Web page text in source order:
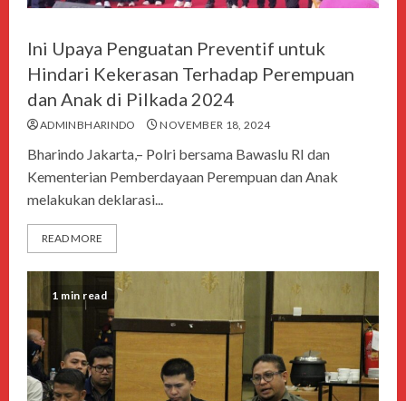
Ini Upaya Penguatan Preventif untuk
Hindari Kekerasan Terhadap Perempuan
dan Anak di Pilkada 2024
ADMINBHARINDO NOVEMBER 18, 2024
Bharindo Jakarta,– Polri bersama Bawaslu RI dan
Kementerian Pemberdayaan Perempuan dan Anak
melakukan deklarasi...
READ MORE
1 min read